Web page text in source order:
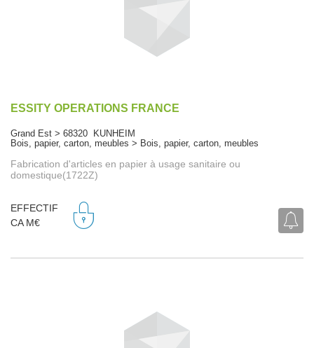
ESSITY OPERATIONS FRANCE
Grand Est > 68320 KUNHEIM
Bois, papier, carton, meubles > Bois, papier, carton, meubles
Fabrication d'articles en papier à usage sanitaire ou
domestique(1722Z)
EFFECTIF
CA M€